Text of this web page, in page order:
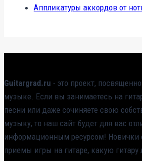
Аппликатуры аккордов от
Guitargrad.ru - это проект,
музыке. Если вы занимаетесь на
песни или даже сочиняете свою
музыку, то наш сайт будет для вас
информационным ресурсом! Новички
приемы игры на гитаре, какую гитару